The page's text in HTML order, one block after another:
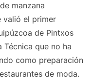
manzana
valió el primer
de Pintxos
Técnica que no ha
como preparación
de moda.